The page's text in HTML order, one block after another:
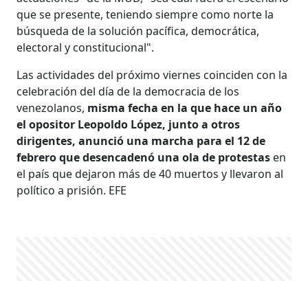
que se presente, teniendo siempre como norte la
búsqueda de la solución pacífica, democrática,
electoral y constitucional".
Las actividades del próximo viernes coinciden con la
celebración del día de la democracia de los
venezolanos, misma fecha en la que hace un año
el opositor Leopoldo López, junto a otros
dirigentes, anunció una marcha para el 12 de
febrero que desencadenó una ola de protestas en
el país que dejaron más de 40 muertos y llevaron al
político a prisión. EFE